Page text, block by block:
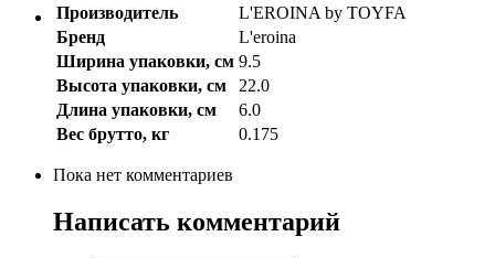
Производитель
L'EROINA by TOYFA
Бренд
L'eroina
Ширина упаковки, см 9.5
Высота упаковки, см
22.0
Длина упаковки, см
6.0
Вес брутто, кг
0.175
Пока нет комментариев
Написать комментарий